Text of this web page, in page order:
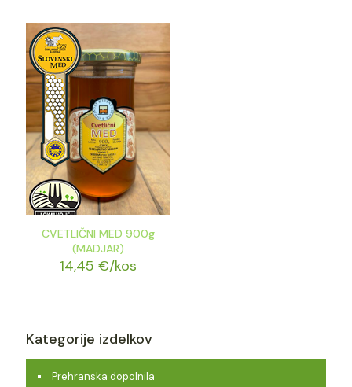
CVETLIČNI MED 900g
(MADJAR)
14,45 €/kos
Kategorije izdelkov
Prehranska dopolnila